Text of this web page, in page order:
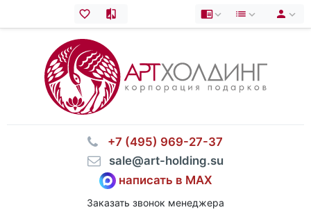
⠀+7 (495) 969-27-37
⠀sale@art-holding.su
написать в MAX
Заказать звонок менеджера